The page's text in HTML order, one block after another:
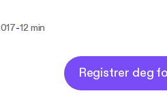
-12 min
Registrer deg